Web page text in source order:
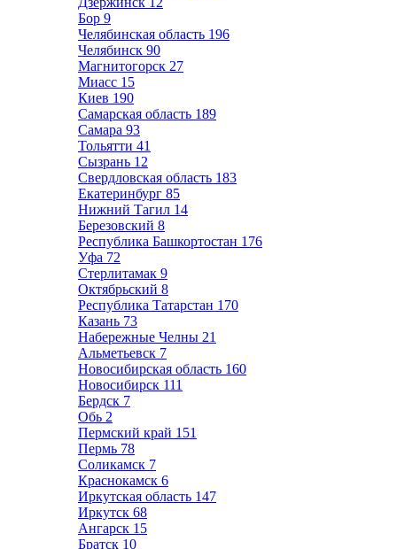
Бор 9
Челябинская область 196
Челябинск 90
Магнитогорск 27
Миасс 15
Киев 190
Самарская область 189
Самара 93
Тольятти 41
Сызрань 12
Свердловская область 183
Екатеринбург 85
Нижний Тагил 14
Березовский 8
Республика Башкортостан 176
Уфа 72
Стерлитамак 9
Октябрьский 8
Республика Татарстан 170
Казань 73
Набережные Челны 21
Альметьевск 7
Новосибирская область 160
Новосибирск 111
Бердск 7
Обь 2
Пермский край 151
Пермь 78
Соликамск 7
Краснокамск 6
Иркутская область 147
Иркутск 68
Ангарск 15
Братск 10